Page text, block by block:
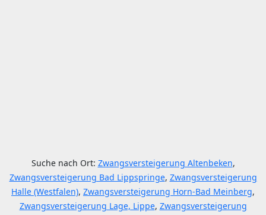
Suche nach Ort: Zwangsversteigerung Altenbeken,
Zwangsversteigerung Bad Lippspringe, Zwangsversteigerung
Halle (Westfalen), Zwangsversteigerung Horn-Bad Meinberg,
Zwangsversteigerung Lage, Lippe, Zwangsversteigerung